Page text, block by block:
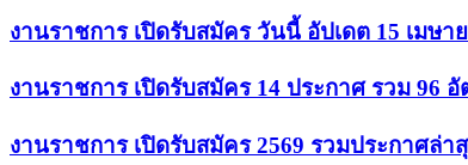
งานราชการ เปิดรับสมัคร วันนี้ อัปเดต 15 เมษ
งานราชการ เปิดรับสมัคร 14 ประกาศ รวม 96 อั
งานราชการ เปิดรับสมัคร 2569 รวมประกาศล่